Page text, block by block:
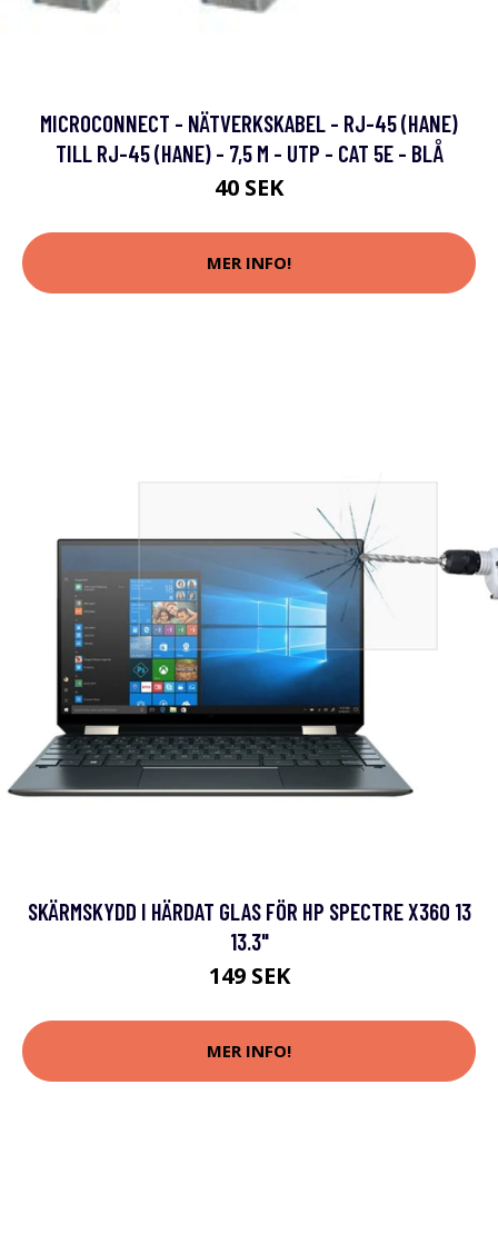
MICROCONNECT - NÄTVERKSKABEL - RJ-45 (HANE)
TILL RJ-45 (HANE) - 7,5 M - UTP - CAT 5E - BLÅ
40 SEK
MER INFO!
SKÄRMSKYDD I HÄRDAT GLAS FÖR HP SPECTRE X360 13
13.3"
149 SEK
MER INFO!